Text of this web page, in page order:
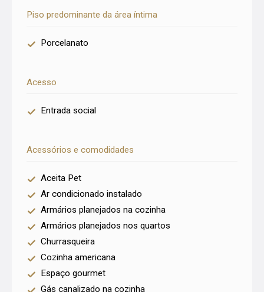
Piso predominante da área íntima
Porcelanato
Acesso
Entrada social
Acessórios e comodidades
Aceita Pet
Ar condicionado instalado
Armários planejados na cozinha
Armários planejados nos quartos
Churrasqueira
Cozinha americana
Espaço gourmet
Gás canalizado na cozinha